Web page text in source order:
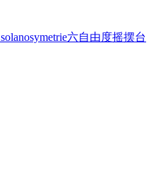
solanosymetrie六自由度摇摆台